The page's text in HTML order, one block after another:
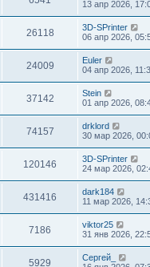
13 апр 2026,
26118
3D-SPrinter
06 апр 2026,
24009
Euler
04 апр 2026,
37142
Stein
01 апр 2026,
74157
drklord
30 мар 2026,
120146
3D-SPrinter
24 мар 2026,
431416
dark184
11 мар 2026,
7186
viktor25
31 янв 2026,
5929
Сергей_